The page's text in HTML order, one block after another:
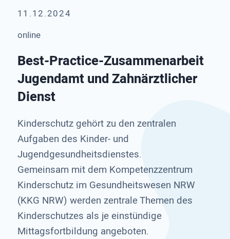
11.12.2024
online
Best-Practice-Zusammenarbeit
Jugendamt und Zahnärztlicher
Dienst
Kinderschutz gehört zu den zentralen
Aufgaben des Kinder- und
Jugendgesundheitsdienstes.
Gemeinsam mit dem Kompetenzzentrum
Kinderschutz im Gesundheitswesen NRW
(KKG NRW) werden zentrale Themen des
Kinderschutzes als je einstündige
Mittagsfortbildung angeboten.